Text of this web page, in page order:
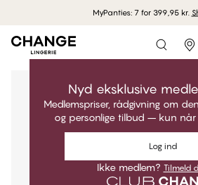
MyPanties: 7 for 399,95 kr.
Nyd eksklusive
Medlemspriser, rådgivning om
og personlige tilbud – kun når
Log ind
Ikke medlem? Tilmeld